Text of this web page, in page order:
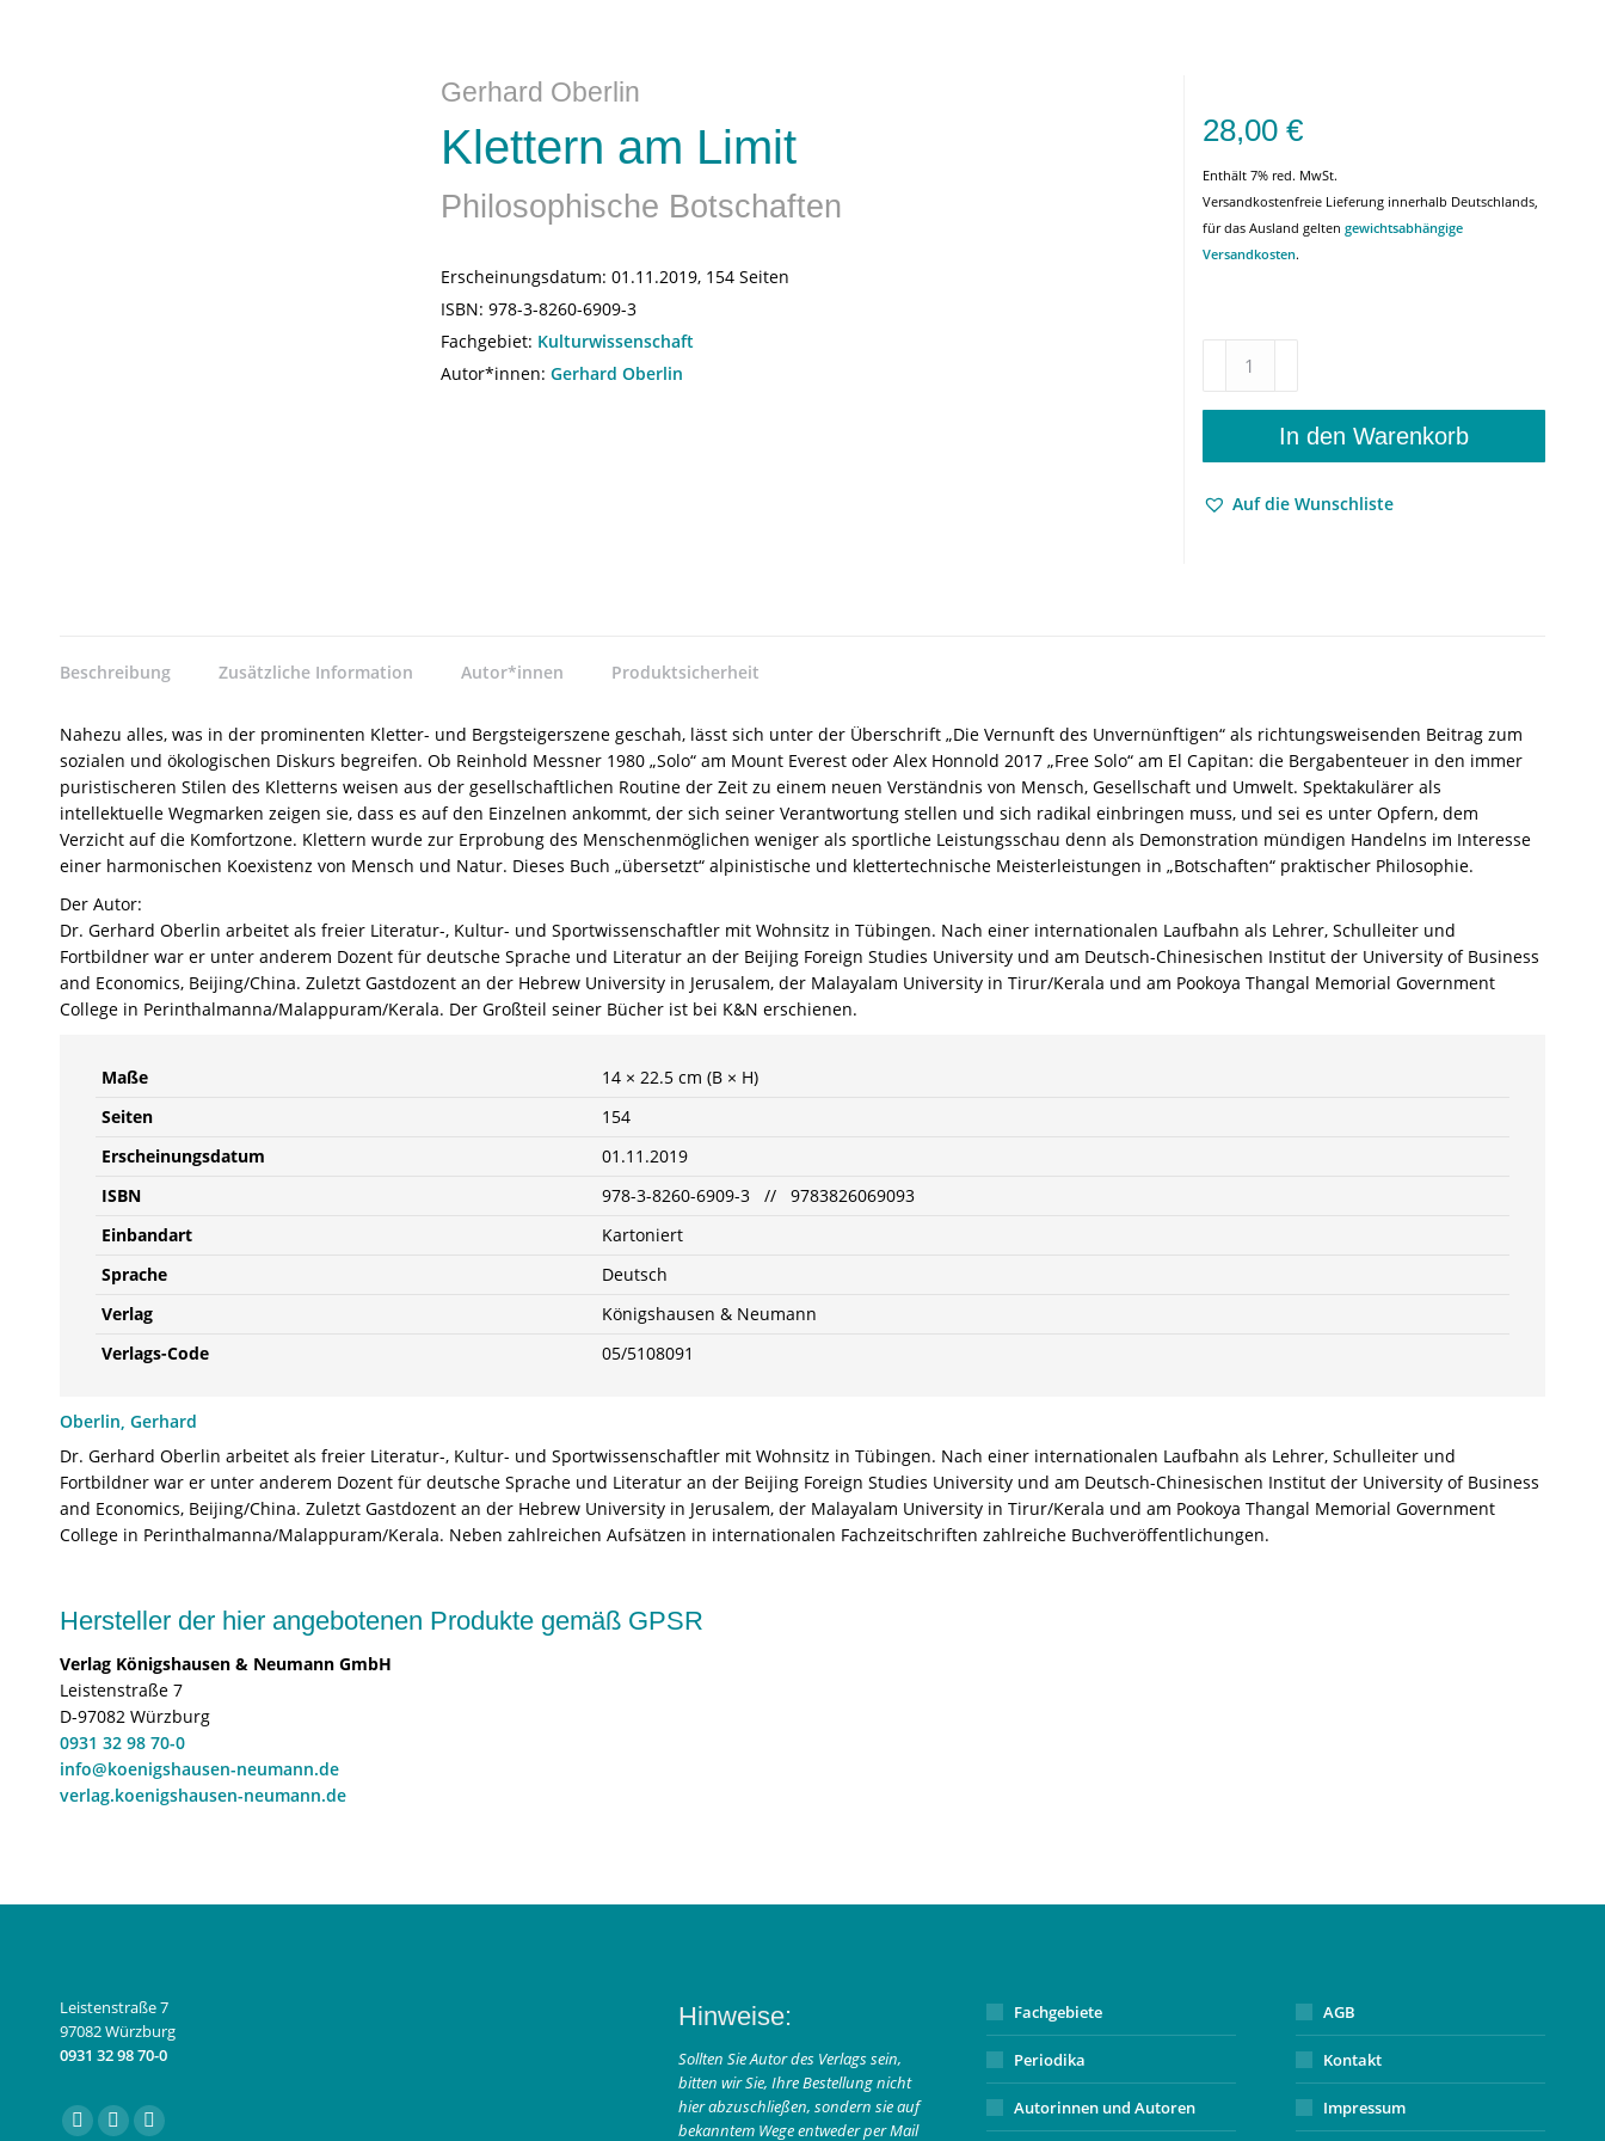
Gerhard Oberlin
Klettern am Limit
Philosophische Botschaften
Erscheinungsdatum: 01.11.2019, 154 Seiten
ISBN: 978-3-8260-6909-3
Fachgebiet: Kulturwissenschaft
Autor*innen: Gerhard Oberlin
28,00 €
Enthält 7% red. MwSt.
Versandkostenfreie Lieferung innerhalb Deutschlands,
für das Ausland gelten gewichtsabhängige
Versandkosten.
Philosophische
–
8260-
6909-
3
/
978-
3-
606909-
3
Menge
In den Warenkorb
Auf die Wunschliste
Beschreibung Zusätzliche Information Autor*innen Produktsicherheit
Nahezu alles, was in der prominenten Kletter- und Bergsteigerszene geschah, lässt sich unter der Überschrift „Die Vernunft des Unvernünftigen“ als richtungsweisenden Beitrag zum
sozialen und ökologischen Diskurs begreifen. Ob Reinhold Messner 1980 „Solo“ am Mount Everest oder Alex Honnold 2017 „Free Solo“ am El Capitan: die Bergabenteuer in den immer
puristischeren Stilen des Kletterns weisen aus der gesellschaftlichen Routine der Zeit zu einem neuen Verständnis von Mensch, Gesellschaft und Umwelt. Spektakulärer als
intellektuelle Wegmarken zeigen sie, dass es auf den Einzelnen ankommt, der sich seiner Verantwortung stellen und sich radikal einbringen muss, und sei es unter Opfern, dem
Verzicht auf die Komfortzone. Klettern wurde zur Erprobung des Menschenmöglichen weniger als sportliche Leistungsschau denn als Demonstration mündigen Handelns im Interesse
einer harmonischen Koexistenz von Mensch und Natur. Dieses Buch „übersetzt“ alpinistische und klettertechnische Meisterleistungen in „Botschaften“ praktischer Philosophie.
Der Autor:
Dr. Gerhard Oberlin arbeitet als freier Literatur-, Kultur- und Sportwissenschaftler mit Wohnsitz in Tübingen. Nach einer internationalen Laufbahn als Lehrer, Schulleiter und
Fortbildner war er unter anderem Dozent für deutsche Sprache und Literatur an der Beijing Foreign Studies University und am Deutsch-Chinesischen Institut der University of Business
and Economics, Beijing/China. Zuletzt Gastdozent an der Hebrew University in Jerusalem, der Malayalam University in Tirur/Kerala und am Pookoya Thangal Memorial Government
College in Perinthalmanna/Malappuram/Kerala. Der Großteil seiner Bücher ist bei K&N erschienen.
Maße
14 × 22.5 cm (B × H)
Seiten
154
Erscheinungsdatum
01.11.2019
ISBN
978-3-8260-6909-3 // 9783826069093
Einbandart
Kartoniert
Sprache
Deutsch
Verlag
Königshausen & Neumann
Verlags-Code
05/5108091
Oberlin, Gerhard
Dr. Gerhard Oberlin arbeitet als freier Literatur-, Kultur- und Sportwissenschaftler mit Wohnsitz in Tübingen. Nach einer internationalen Laufbahn als Lehrer, Schulleiter und
Fortbildner war er unter anderem Dozent für deutsche Sprache und Literatur an der Beijing Foreign Studies University und am Deutsch-Chinesischen Institut der University of Business
and Economics, Beijing/China. Zuletzt Gastdozent an der Hebrew University in Jerusalem, der Malayalam University in Tirur/Kerala und am Pookoya Thangal Memorial Government
College in Perinthalmanna/Malappuram/Kerala. Neben zahlreichen Aufsätzen in internationalen Fachzeitschriften zahlreiche Buchveröffentlichungen.
Hersteller der hier angebotenen Produkte gemäß GPSR
Verlag Königshausen & Neumann GmbH
Leistenstraße 7
D-97082 Würzburg
0931 32 98 70-0
info@koenigshausen-neumann.de
verlag.koenigshausen-neumann.de
Leistenstraße 7
97082 Würzburg
0931 32 98 70-0
Finden Sie uns auf:
FacebookInstagram
E-
Hinweise:
Sollten Sie Autor des Verlags sein,
bitten wir Sie, Ihre Bestellung nicht
hier abzuschließen, sondern sie auf
bekanntem Wege entweder per Mail
Fachgebiete
Periodika
Autorinnen und Autoren
AGB
Kontakt
Impressum